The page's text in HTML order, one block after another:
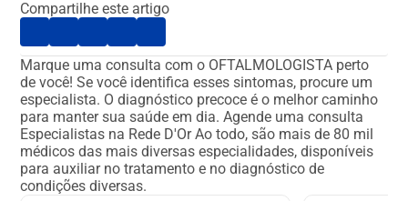
Compartilhe este artigo
Marque uma consulta com o OFTALMOLOGISTA perto
de você!Se você identifica esses sintomas, procure um
especialista. O diagnóstico precoce é o melhor caminho
para manter sua saúde em dia.Agende uma consulta
Especialistas na Rede D'OrAo todo, são mais de 80 mil
médicos das mais diversas especialidades, disponíveis
para auxiliar no tratamento e no diagnóstico de
condições diversas.